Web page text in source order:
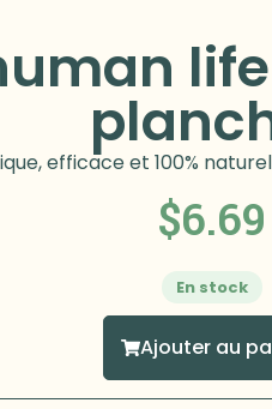
efficace et 100%
$6.69
En stock
Ajouter au